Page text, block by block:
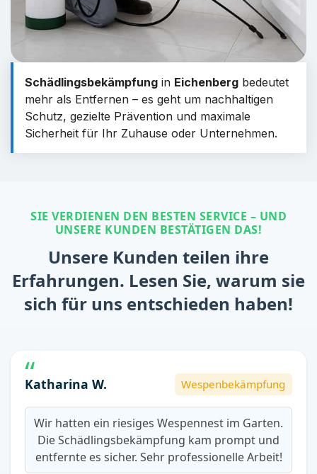
Schädlingsbekämpfung in Eichenberg bedeutet
mehr als Entfernen – es geht um nachhaltigen
Schutz, gezielte Prävention und maximale
Sicherheit für Ihr Zuhause oder Unternehmen.
SIE VERDIENEN DEN BESTEN SERVICE – UND
UNSERE KUNDEN BESTÄTIGEN DAS!
Unsere Kunden teilen ihre
Erfahrungen. Lesen Sie, warum sie
sich für uns entschieden haben!
Katharina W. Wespenbekämpfung
Wir hatten ein riesiges Wespennest im Garten.
Die Schädlingsbekämpfung kam prompt und
entfernte es sicher. Sehr professionelle Arbeit!